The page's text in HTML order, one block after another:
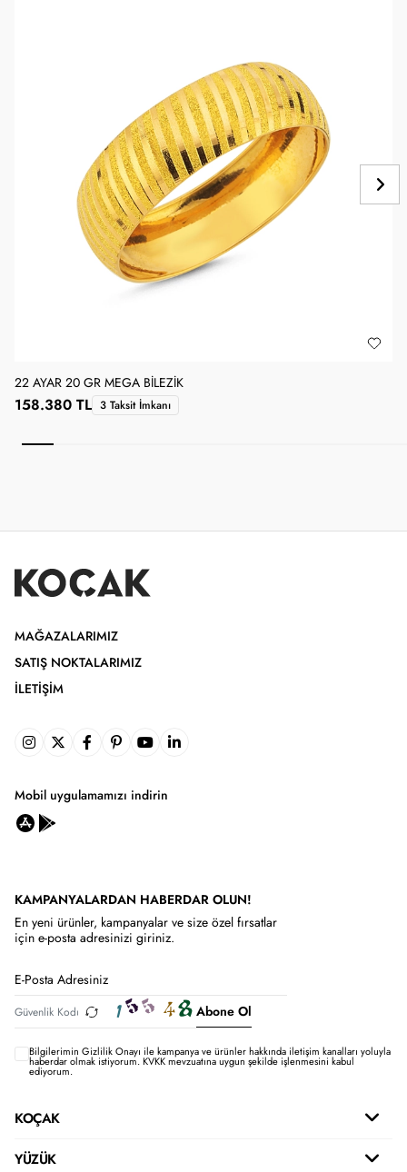
22 AYAR 20 GR MEGA BILEZIK
158.380 TL 3 Taksit İmkanı
MAĞAZALARIMIZ
SATIŞ NOKTALARIMIZ
İLETIŞIM
Mobil uygulamamızı indirin
KAMPANYALARDAN HABERDAR OLUN!
En yeni ürünler, kampanyalar ve size özel fırsatlar
için e-posta adresinizi giriniz.
Abone Ol
Bilgilerimin Gizlilik Onayı ile kampanya ve ürünler hakkında iletişim kanalları yoluyla
haberdar olmak istiyorum.KVKK mevzuatına uygun şekilde işlenmesini kabul
ediyorum.
KOÇAK
YÜZÜK